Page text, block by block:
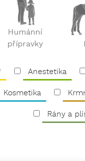
Humánní
přípravky
Anestetika
Kosmetika
Rány a